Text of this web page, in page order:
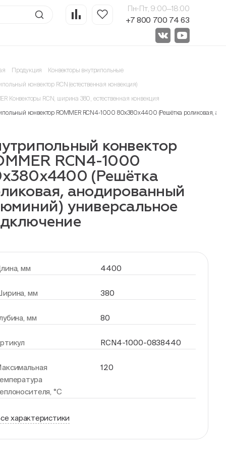
Пн-Пт, 9:00—18:00
+7 800 700 74 63
Продукция Конвекторы внутрипольные
конвектор RCN (естественная конвекция)
Конвекторы RCN, ширина 380, естественная конвекция
конвектор ROMMER RCN4-1000 80х380х4400 (Решётка роликовая,
конвектор
RCN4-1000
(Решётка
анодированный
универсальное
мм 4400
мм 380
мм 80
RCN4-1000-0838440
°С
120
характеристики